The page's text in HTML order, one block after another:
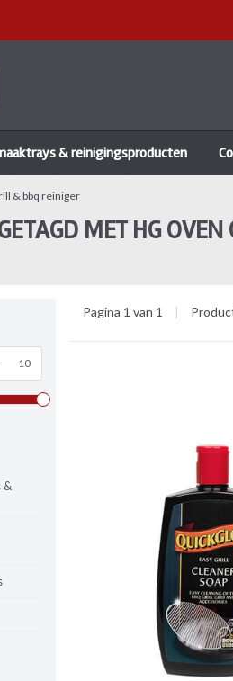
& reinigingsproducten
& bbq reiniger
MET HG
&
Pagina 1 van 1 |